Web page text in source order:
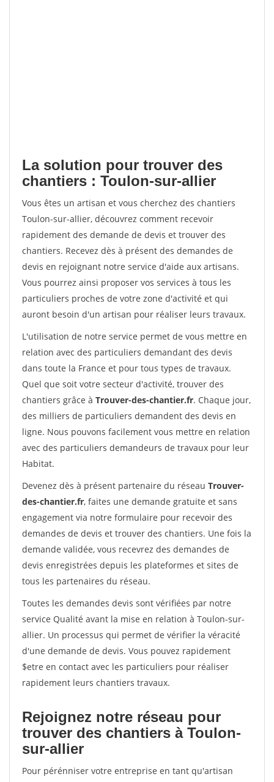
La solution pour trouver des
chantiers : Toulon-sur-allier
Vous êtes un artisan et vous cherchez des chantiers
Toulon-sur-allier, découvrez comment recevoir
rapidement des demande de devis et trouver des
chantiers. Recevez dès à présent des demandes de
devis en rejoignant notre service d'aide aux artisans.
Vous pourrez ainsi proposer vos services à tous les
particuliers proches de votre zone d'activité et qui
auront besoin d'un artisan pour réaliser leurs travaux.
L'utilisation de notre service permet de vous mettre en
relation avec des particuliers demandant des devis
dans toute la France et pour tous types de travaux.
Quel que soit votre secteur d'activité, trouver des
chantiers grâce à Trouver-des-chantier.fr. Chaque jour,
des milliers de particuliers demandent des devis en
ligne. Nous pouvons facilement vous mettre en relation
avec des particuliers demandeurs de travaux pour leur
Habitat.
Devenez dès à présent partenaire du réseau Trouver-
des-chantier.fr, faites une demande gratuite et sans
engagement via notre formulaire pour recevoir des
demandes de devis et trouver des chantiers. Une fois la
demande validée, vous recevrez des demandes de
devis enregistrées depuis les plateformes et sites de
tous les partenaires du réseau.
Toutes les demandes devis sont vérifiées par notre
service Qualité avant la mise en relation à Toulon-sur-
allier. Un processus qui permet de vérifier la véracité
d'une demande de devis. Vous pouvez rapidement
$etre en contact avec les particuliers pour réaliser
rapidement leurs chantiers travaux.
Rejoignez notre réseau pour
trouver des chantiers à Toulon-
sur-allier
Pour pérénniser votre entreprise en tant qu'artisan